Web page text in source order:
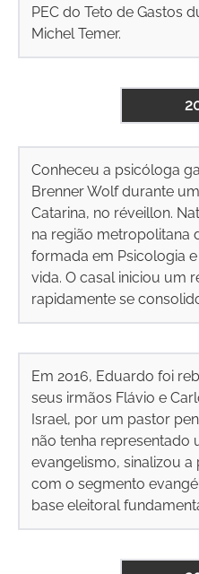
PEC do Teto de Gastos
Michel Temer.
Conheceu a psicóloga
Brenner Wolf durante
Catarina, no réveillon.
na região metropolitana
formada em Psicologia
vida. O casal iniciou um
rapidamente se
Em 2016, Eduardo foi
seus irmãos Flávio e
Israel, por um pastor
não tenha representado
evangelismo, sinalizou
com o segmento
base eleitoral